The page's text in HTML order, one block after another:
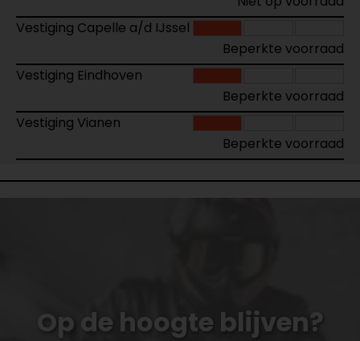
Vestiging Capelle a/d IJssel
Beperkte voorraad
Vestiging Eindhoven
Beperkte voorraad
Vestiging Vianen
Beperkte voorraad
Op de hoogte blijven?